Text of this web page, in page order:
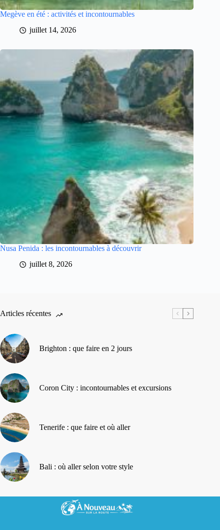
Megève en été : activités et incontournables
juillet 14, 2026
Nusa Penida : les incontournables à découvrir
juillet 8, 2026
Articles récentes
Brighton : que faire en 2 jours
Coron City : incontournables et excursions
Tenerife : que faire et où aller
Bali : où aller selon votre style